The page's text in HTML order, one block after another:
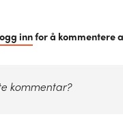
innfor å kommentere
kommentar?